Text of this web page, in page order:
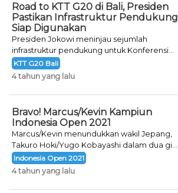
Road to KTT G20 di Bali, Presiden
Pastikan Infrastruktur Pendukung
Siap Digunakan
Presiden Jokowi meninjau sejumlah
infrastruktur pendukung untuk Konferensi
Tingkat Tinggi (KTT) G20, Kamis (2/12).
KTT G20 Bali
4 tahun yang lalu
Bravo! Marcus/Kevin Kampiun
Indonesia Open 2021
Marcus/Kevin menundukkan wakil Jepang,
Takuro Hoki/Yugo Kobayashi dalam dua gim
langsung dengan skor 21-14 dan 21-18.
Indonesia Open 2021
4 tahun yang lalu